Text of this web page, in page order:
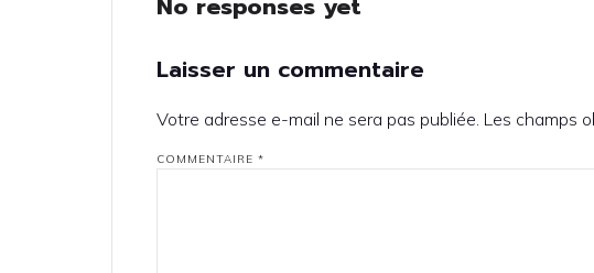
Laisser un commentaire
Votre adresse e-mail ne sera pas publiée. Les champs
COMMENTAIRE*